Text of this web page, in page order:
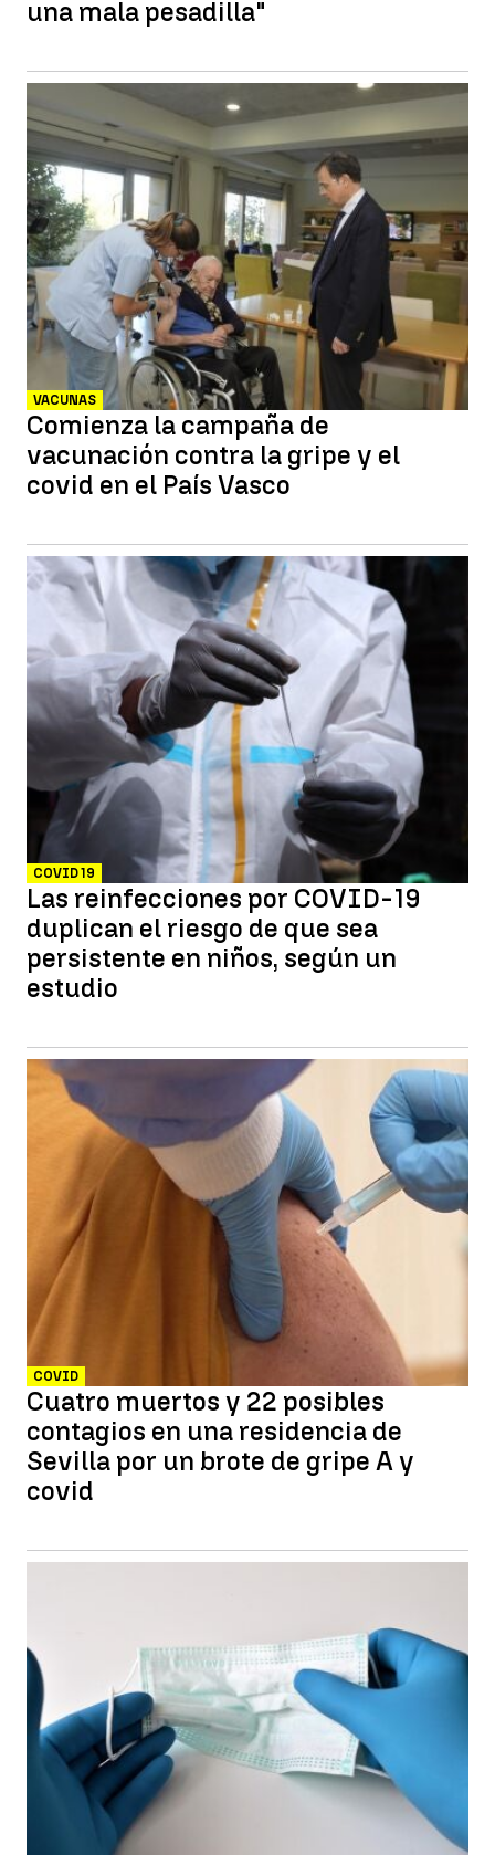
una mala pesadilla"
VACUNAS
Comienza la campaña de
vacunación contra la gripe y el
covid en el País Vasco
COVID 19
Las reinfecciones por COVID-19
duplican el riesgo de que sea
persistente en niños, según un
estudio
COVID
Cuatro muertos y 22 posibles
contagios en una residencia de
Sevilla por un brote de gripe A y
covid